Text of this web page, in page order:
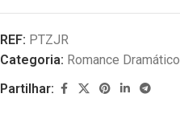
REF: PTZJR
Categoria: Romance Dramático
Partilhar: